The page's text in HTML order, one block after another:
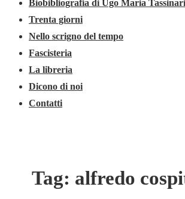
Biobibliografia di Ugo Maria Tassinari
Trenta giorni
Nello scrigno del tempo
Fascisteria
La libreria
Dicono di noi
Contatti
Tag: alfredo